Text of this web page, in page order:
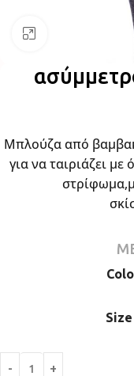
Μπλούζα από
για να ταιριάζει
Size